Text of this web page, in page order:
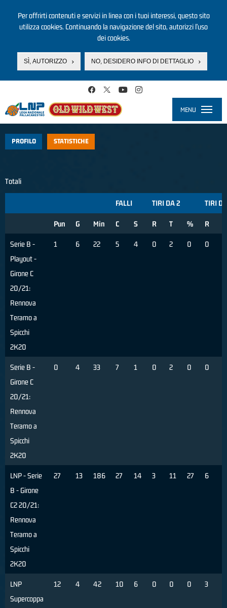
Per offrirti contenuti e servizi in linea con i tuoi interessi, questo sito
utilizza cookies. Continuando la navigazione del sito, autorizzi l’uso
dei cookies.
SÌ, AUTORIZZO NO, DESIDERO INFO DI DETTAGLIO
MENU
PROFILO STATISTICHE
Totali
FALLI TIRI DA 2 TIRI
Pun G Min C S R T % R
Serie B -
Playout -
Girone C
20/21:
Rennova
Teramo a
Spicchi
2K20
1 6 22 5 4 0 2 0 0
Serie B -
Girone C
20/21:
Rennova
Teramo a
Spicchi
2K20
0 4 33 7 1 0 2 0 0
LNP - Serie
B - Girone
C2 20/21:
Rennova
Teramo a
Spicchi
2K20
27 13 186 27 14 3 11 27 6
LNP
Supercoppa
12 4 42 10 6 0 0 0 3